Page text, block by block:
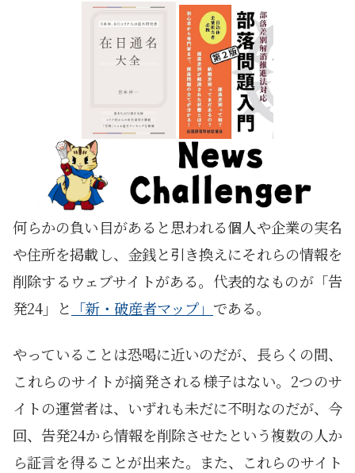
何らかの負い目があると思われる個人や企業の実名
や住所を掲載し、金銭と引き換えにそれらの情報を
削除するウェブサイトがある。代表的なものが「告
発24」と 「新・破産者マップ」 である。
やっていることは恐喝に近いのだが、長らくの間、
これらのサイトが摘発される様子はない。2つのサ
イトの運営者は、いずれも未だに不明なのだが、今
回、告発24から情報を削除させたという複数の人か
ら証言を得ることが出来た。また、これらのサイト